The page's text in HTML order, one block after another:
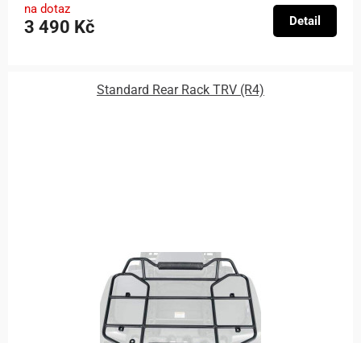
na dotaz
3 490 Kč Detail
Standard Rear Rack TRV (R4)